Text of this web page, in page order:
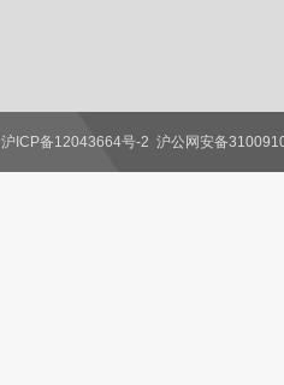
沪ICP备12043664号-2 沪公网安备